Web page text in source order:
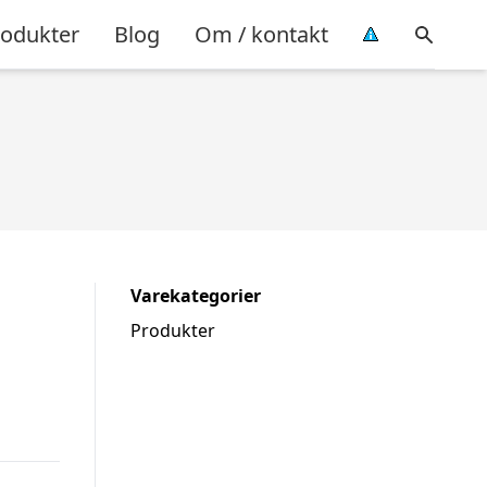
Blog Om / kontakt
Varekategorier
Produkter